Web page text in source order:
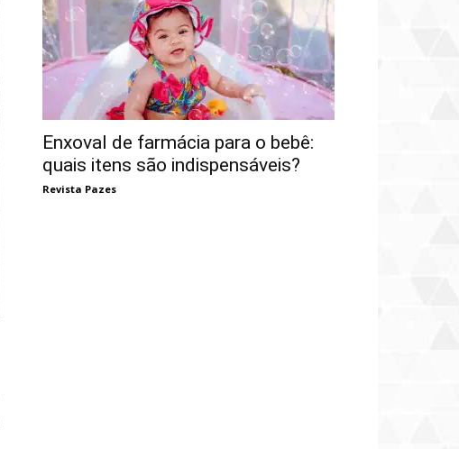
Enxoval de farmácia para o bebê:
quais itens são indispensáveis?
Revista Pazes